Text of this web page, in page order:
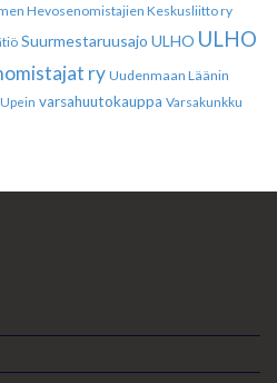
Hevosenomistajien Keskusliitto ry
Suurmestaruusajo ULHO ULHO
ry Uudenmaan Läänin
varsahuutokauppa Varsakunkku